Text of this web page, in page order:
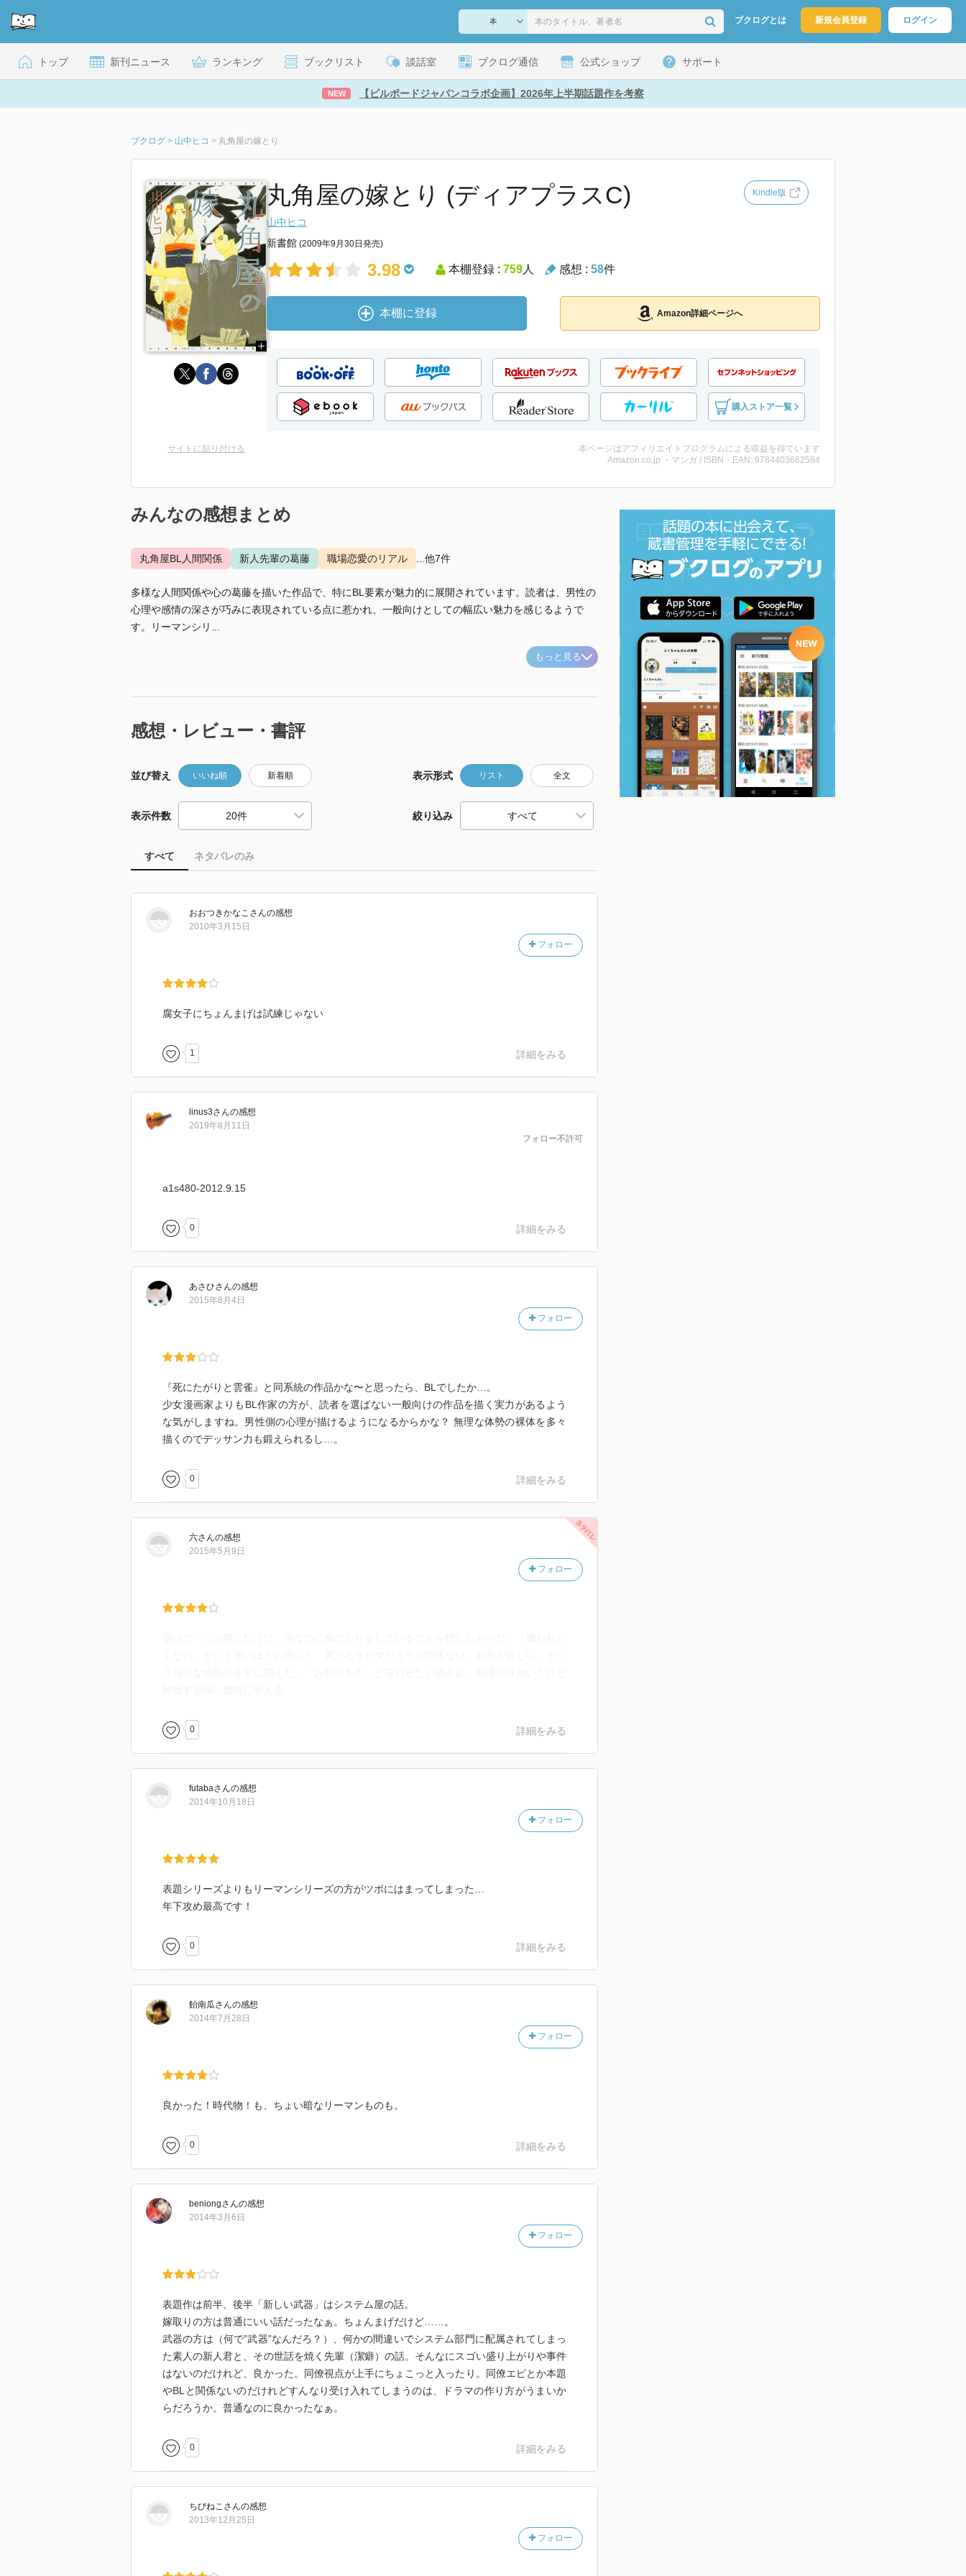
ブクログとは 新規会員登録 ログイン
トップ 新刊ニュース ランキング ブックリスト 談話室 ブクログ通信 公式ショップ サポート
NEW 【ビルボードジャパンコラボ企画】2026年上半期話題作を考察
ブクログ > 山中ヒコ > 丸角屋の嫁とり
丸角屋の嫁とり (ディアプラスC) Kindle版
山中ヒコ
新書館 (2009年9月30日発売)
3.98 本棚登録 : 759人 感想 : 58件
本棚に登録 Amazon詳細ページへ
購入ストア一覧
サイトに貼り付ける
本ページはアフィリエイトプログラムによる収益を得ています
Amazon.co.jp ・マンガ / ISBN・EAN: 9784403662584
みんなの感想まとめ
丸角屋BL人間関係 新人先輩の葛藤 職場恋愛のリアル ...他7件
多様な人間関係や心の葛藤を描いた作品で、特にBL要素が魅力的に展開されています。読者は、男性の
心理や感情の深さが巧みに表現されている点に惹かれ、一般向けとしての幅広い魅力を感じるようで
す。リーマンシリ...
もっと見る
感想・レビュー・書評
並び替え いいね順 新着順 表示形式 リスト 全文
表示件数 絞り込み
すべて ネタバレのみ
おおつきかなこ さんの感想
フォロー
2010年3月15日
腐女子にちょんまげは試練じゃない
1 詳細をみる
linus3さんの感想
フォロー不許可
2019年8月11日
a1s480-2012.9.15
0 詳細をみる
あさひさんの感想
フォロー
2015年8月4日
『死にたがりと雲雀』と同系統の作品かな〜と思ったら、BLでしたか…。
少女漫画家よりもBL作家の方が、読者を選ばない一般向けの作品を描く実力があるよう
な気がしますね。男性側の心理が描けるようになるからかな？ 無理な体勢の裸体を多々
描くのでデッサン力も鍛えられるし…。
0 詳細をみる
六さんの感想
フォロー
2015年5月9日
0 詳細をみる
futabaさんの感想
フォロー
2014年10月18日
表題シリーズよりもリーマンシリーズの方がツボにはまってしまった…
年下攻め最高です！
0 詳細をみる
飴南瓜さんの感想
フォロー
2014年7月28日
良かった！時代物！も、ちょい暗なリーマンものも。
0 詳細をみる
beniongさんの感想
フォロー
2014年3月6日
表題作は前半、後半「新しい武器」はシステム屋の話。
嫁取りの方は普通にいい話だったなぁ。ちょんまげだけど……。
武器の方は（何で”武器”なんだろ？）、何かの間違いでシステム部門に配属されてしまっ
た素人の新人君と、その世話を焼く先輩（潔癖）の話。そんなにスゴい盛り上がりや事件
はないのだけれど、良かった。同僚視点が上手にちょこっと入ったり。同僚エピとか本題
やBLと関係ないのだけれどすんなり受け入れてしまうのは、ドラマの作り方がうまいか
らだろうか。普通なのに良かったなぁ。
0 詳細をみる
ちびねこ さんの感想
フォロー
2013年12月25日